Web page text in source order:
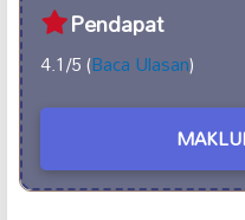
Pendapat
4.1/5 (Baca Ulasan)